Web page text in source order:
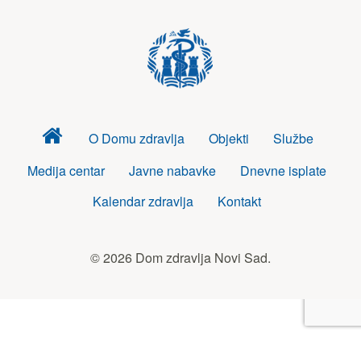
Dom
zdravlja
O Domu zdravlja Objekti
Službe
Medija centar
Javne nabavke
Dnevne isplate
Kalendar zdravlja
Kontakt
© 2026 Dom zdravlja Novi Sad.